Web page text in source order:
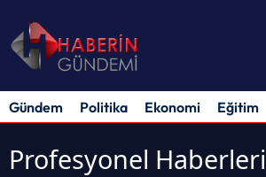
Gündem Politika Ekonomi Eğitim
Profesyonel Haberleri